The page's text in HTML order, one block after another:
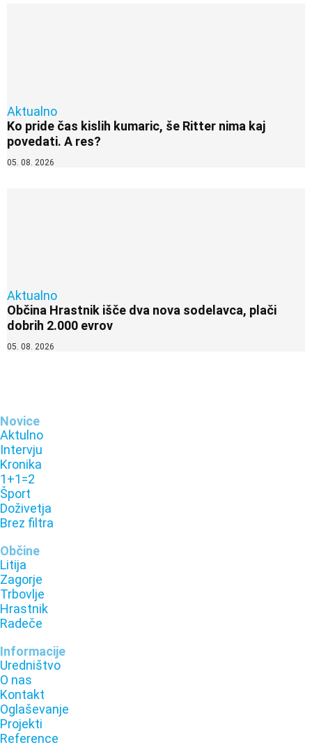
Aktualno
Ko pride čas kislih kumaric, še Ritter nima kaj
povedati. A res?
05. 08. 2026
Aktualno
Občina Hrastnik išče dva nova sodelavca, plači
dobrih 2.000 evrov
05. 08. 2026
Novice
Aktulno
Intervju
Kronika
1+1=2
Šport
Doživetja
Brez filtra
Občine
Litija
Zagorje
Trbovlje
Hrastnik
Radeče
Informacije
Uredništvo
O nas
Kontakt
Oglaševanje
Projekti
Reference